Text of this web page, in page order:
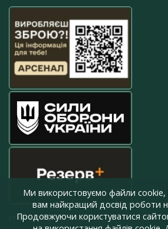
press@armyinform.com.ua
Ми використовуємо файли
вам найкращий досвід роботи
Продовжуючи користуватися